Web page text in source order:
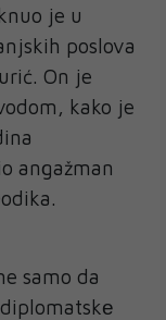
je u
poslova
On je
kako je
angažman
samo da